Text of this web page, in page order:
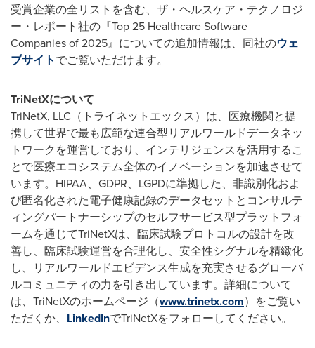
受賞企業の全リストを含む、ザ・ヘルスケア・テクノロジ
ー・レポート社の『Top 25 Healthcare Software
Companies of 2025』についての追加情報は、同社のウェ
ブサイトでご覧いただけます。
TriNetXについて
TriNetX, LLC（トライネットエックス）は、医療機関と提
携して世界で最も広範な連合型リアルワールドデータネッ
トワークを運営しており、インテリジェンスを活用するこ
とで医療エコシステム全体のイノベーションを加速させて
います。HIPAA、GDPR、LGPDに準拠した、非識別化およ
び匿名化された電子健康記録のデータセットとコンサルテ
ィングパートナーシップのセルフサービス型プラットフォ
ームを通じてTriNetXは、臨床試験プロトコルの設計を改
善し、臨床試験運営を合理化し、安全性シグナルを精緻化
し、リアルワールドエビデンス生成を充実させるグローバ
ルコミュニティの力を引き出しています。詳細について
は、TriNetXのホームページ（www.trinetx.com）をご覧い
ただくか、 LinkedInでTriNetXをフォローしてください。